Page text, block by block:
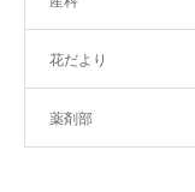
花だより
薬剤部